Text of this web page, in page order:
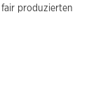
produzierten